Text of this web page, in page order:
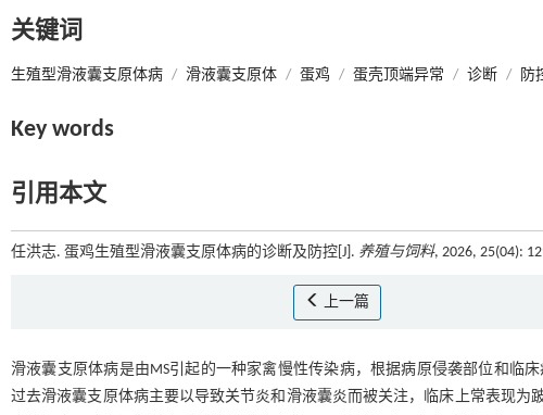
关键词
生殖型滑液囊支原体病 / 滑液囊支原体 / 蛋鸡 / 蛋壳顶端异常 / 诊断 / 防
Key words
引用本文
任洪志. 蛋鸡生殖型滑液囊支原体病的诊断及防控[J]. 养殖与饲料, 2026, 25(04):
上一篇
滑液囊支原体病是由MS引起的一种家禽慢性传染病，根据病原侵袭部位和临
过去滑液囊支原体病主要以导致关节炎和滑液囊炎而被关注，临床上常表现为